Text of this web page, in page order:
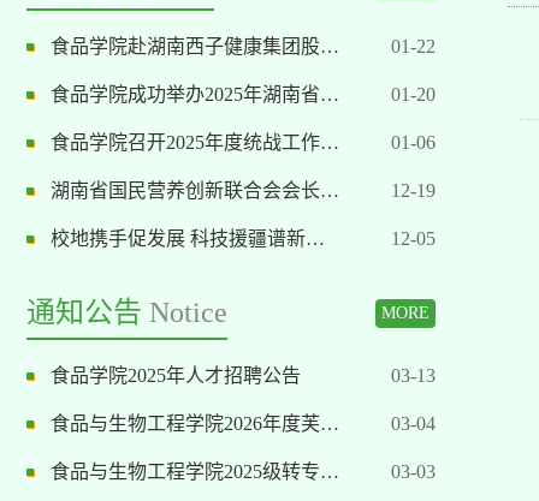
食品学院赴湖南西子健康集团股… 01-22
食品学院成功举办2025年湖南省… 01-20
食品学院召开2025年度统战工作… 01-06
湖南省国民营养创新联合会会长… 12-19
校地携手促发展 科技援疆谱新… 12-05
通知公告 Notice MORE
食品学院2025年人才招聘公告 03-13
食品与生物工程学院2026年度芙… 03-04
食品与生物工程学院2025级转专… 03-03